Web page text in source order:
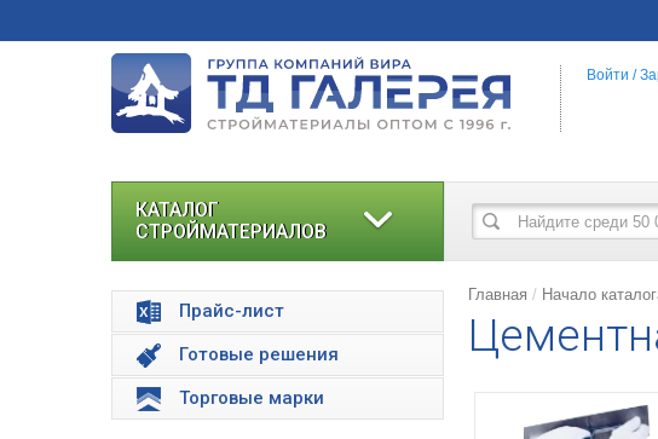
Войти /
КАТАЛОГ
СТРОЙМАТЕРИАЛОВ
Прайс-лист
Готовые решения
Торговые марки
Главная Начало